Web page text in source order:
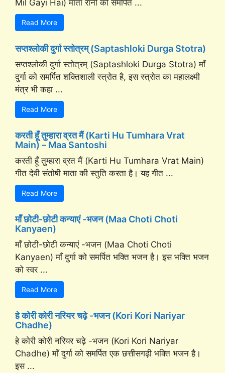
Mil Gayi Hai) माता रानी को समर्पित ...
Read More
सप्तश्लोकी दुर्गा स्तोत्रम् (Saptashloki Durga Stotra)
सप्तश्लोकी दुर्गा स्तोत्रम् (Saptashloki Durga Stotra) माँ
दुर्गा को समर्पित शक्तिशाली स्त्रोत है, इस स्त्रोत का महालक्ष्मी
मंत्र भी कहा ...
Read More
करती हूँ तुम्हारा व्रत मैं (Karti Hu Tumhara Vrat
Main) – Maa Santoshi
करती हूँ तुम्हारा व्रत मैं (Karti Hu Tumhara Vrat Main)
गीत देवी संतोषी माता की स्तुति करता है। यह गीत ...
Read More
माँ छोटी-छोटी कन्याएं -भजन (Maa Choti Choti
Kanyaen)
माँ छोटी-छोटी कन्याएं -भजन (Maa Choti Choti
Kanyaen) माँ दुर्गा को समर्पित भक्ति भजन है। इस भक्ति भजन
को स्वर ...
Read More
हे कोरी कोरी नरियर चढ़े -भजन (Kori Kori Nariyar
Chadhe)
हे कोरी कोरी नरियर चढ़े -भजन (Kori Kori Nariyar
Chadhe) माँ दुर्गा को समर्पित एक छत्तीसगढ़ी भक्ति भजन है।
इस ...